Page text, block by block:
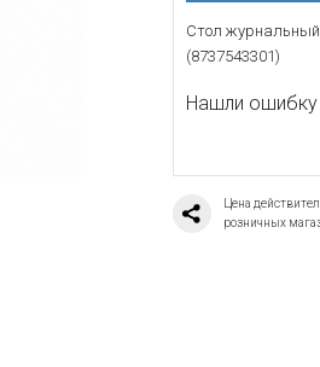
Стол
(8737543301)
Нашли ошибку
Цена
розничных